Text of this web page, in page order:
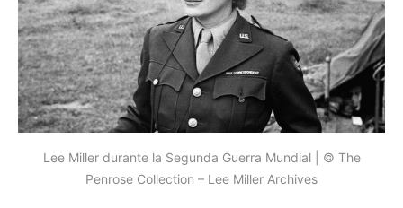
Lee Miller durante la Segunda Guerra Mundial | © The
Penrose Collection – Lee Miller Archives